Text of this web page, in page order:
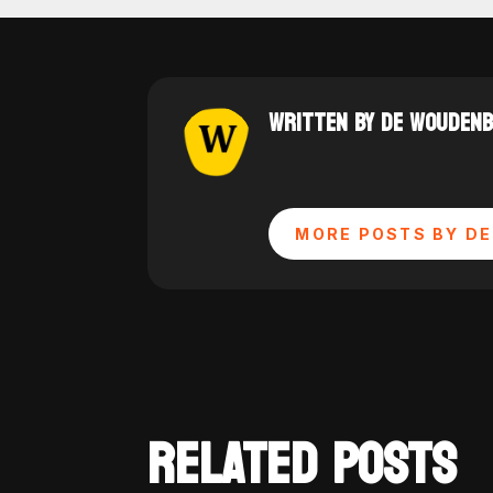
WRITTEN BY DE
MORE POSTS BY DE
RELATED POSTS